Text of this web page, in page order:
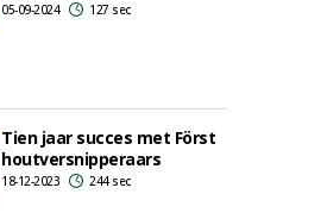
05-09-2024 127 sec
Tien jaar succes met Först
houtversnipperaars
18-12-2023 244 sec